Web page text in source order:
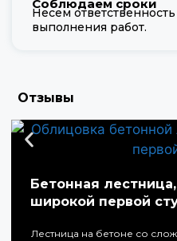
Соблюдаем сроки
Несем
выполнения работ.
Отзывы
Бетонная
широкой первой
Лестница на бетоне со